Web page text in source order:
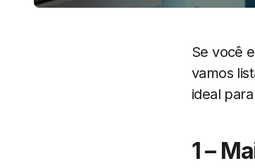
Se você
vamos
ideal
1 –